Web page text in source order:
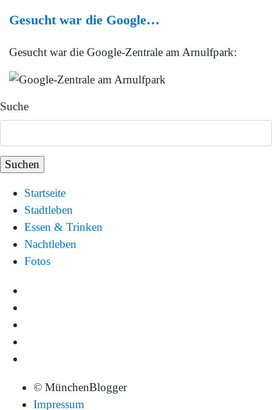
Gesucht war die Google…
Gesucht war die Google-Zentrale am Arnulfpark:
Suche
Startseite
Stadtleben
Essen & Trinken
Nachtleben
Fotos
© MünchenBlogger
Impressum